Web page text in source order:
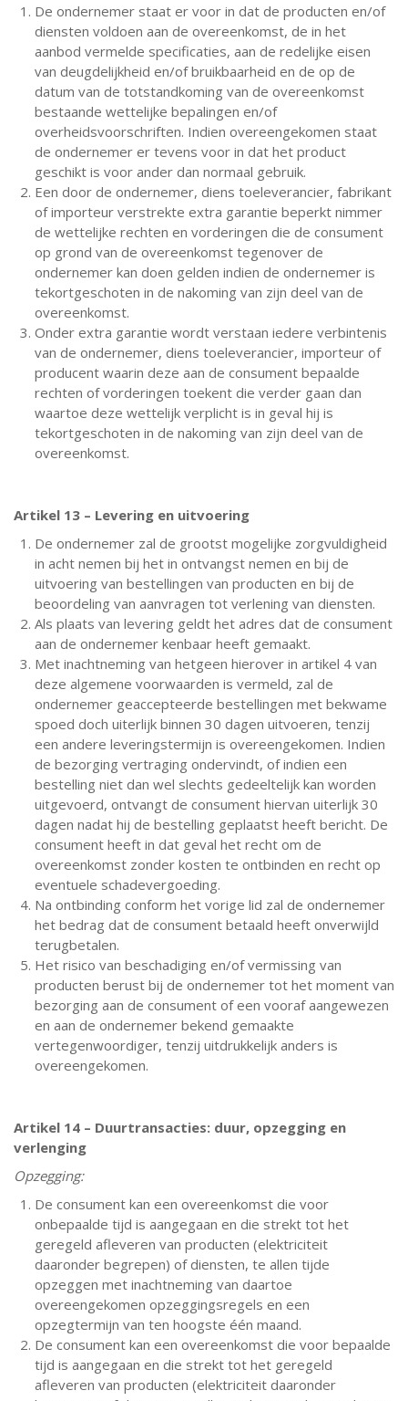
De ondernemer staat er voor in dat de producten en/of
diensten voldoen aan de overeenkomst, de in het
aanbod vermelde specificaties, aan de redelijke eisen
van deugdelijkheid en/of bruikbaarheid en de op de
datum van de totstandkoming van de overeenkomst
bestaande wettelijke bepalingen en/of
overheidsvoorschriften. Indien overeengekomen staat
de ondernemer er tevens voor in dat het product
geschikt is voor ander dan normaal gebruik.
Een door de ondernemer, diens toeleverancier, fabrikant
of importeur verstrekte extra garantie beperkt nimmer
de wettelijke rechten en vorderingen die de consument
op grond van de overeenkomst tegenover de
ondernemer kan doen gelden indien de ondernemer is
tekortgeschoten in de nakoming van zijn deel van de
overeenkomst.
Onder extra garantie wordt verstaan iedere verbintenis
van de ondernemer, diens toeleverancier, importeur of
producent waarin deze aan de consument bepaalde
rechten of vorderingen toekent die verder gaan dan
waartoe deze wettelijk verplicht is in geval hij is
tekortgeschoten in de nakoming van zijn deel van de
overeenkomst.
Artikel 13 – Levering en uitvoering
De ondernemer zal de grootst mogelijke zorgvuldigheid
in acht nemen bij het in ontvangst nemen en bij de
uitvoering van bestellingen van producten en bij de
beoordeling van aanvragen tot verlening van diensten.
Als plaats van levering geldt het adres dat de consument
aan de ondernemer kenbaar heeft gemaakt.
Met inachtneming van hetgeen hierover in artikel 4 van
deze algemene voorwaarden is vermeld, zal de
ondernemer geaccepteerde bestellingen met bekwame
spoed doch uiterlijk binnen 30 dagen uitvoeren, tenzij
een andere leveringstermijn is overeengekomen. Indien
de bezorging vertraging ondervindt, of indien een
bestelling niet dan wel slechts gedeeltelijk kan worden
uitgevoerd, ontvangt de consument hiervan uiterlijk 30
dagen nadat hij de bestelling geplaatst heeft bericht. De
consument heeft in dat geval het recht om de
overeenkomst zonder kosten te ontbinden en recht op
eventuele schadevergoeding.
Na ontbinding conform het vorige lid zal de ondernemer
het bedrag dat de consument betaald heeft onverwijld
terugbetalen.
Het risico van beschadiging en/of vermissing van
producten berust bij de ondernemer tot het moment van
bezorging aan de consument of een vooraf aangewezen
en aan de ondernemer bekend gemaakte
vertegenwoordiger, tenzij uitdrukkelijk anders is
overeengekomen.
Artikel 14 – Duurtransacties: duur, opzegging en
verlenging
Opzegging:
De consument kan een overeenkomst die voor
onbepaalde tijd is aangegaan en die strekt tot het
geregeld afleveren van producten (elektriciteit
daaronder begrepen) of diensten, te allen tijde
opzeggen met inachtneming van daartoe
overeengekomen opzeggingsregels en een
opzegtermijn van ten hoogste één maand.
De consument kan een overeenkomst die voor bepaalde
tijd is aangegaan en die strekt tot het geregeld
afleveren van producten (elektriciteit daaronder